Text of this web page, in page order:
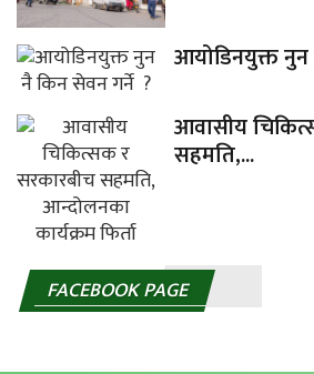
आयोडिनयुक्त
आवासीय
सहमति,...
FACEBOOK PAGE